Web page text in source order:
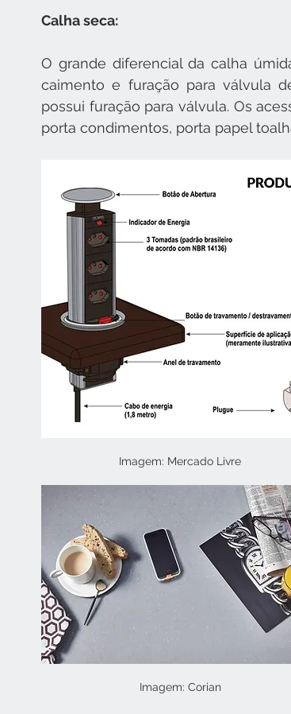
Calha seca:
O grande diferencial da calha
caimento e furação para válvula
possui furação para válvula. Os
porta condimentos, porta papel
Imagem: Mercado Livre
Imagem: Corian